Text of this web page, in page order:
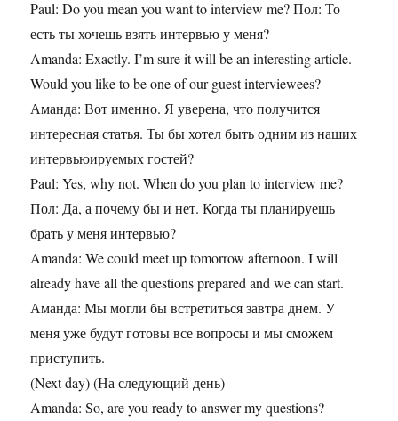
Paul: Do you mean you want to interview me? Пол: То
есть ты хочешь взять интервью у меня?
Amanda: Exactly. I’m sure it will be an interesting article.
Would you like to be one of our guest interviewees?
Аманда: Вот именно. Я уверена, что получится
интересная статья. Ты бы хотел быть одним из наших
интервьюируемых гостей?
Paul: Yes, why not. When do you plan to interview me?
Пол: Да, а почему бы и нет. Когда ты планируешь
брать у меня интервью?
Amanda: We could meet up tomorrow afternoon. I will
already have all the questions prepared and we can start.
Аманда: Мы могли бы встретиться завтра днем. У
меня уже будут готовы все вопросы и мы сможем
приступить.
(Next day) (На следующий день)
Amanda: So, are you ready to answer my questions?